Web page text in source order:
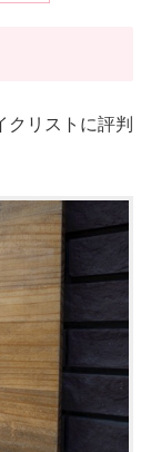
クリストに評判